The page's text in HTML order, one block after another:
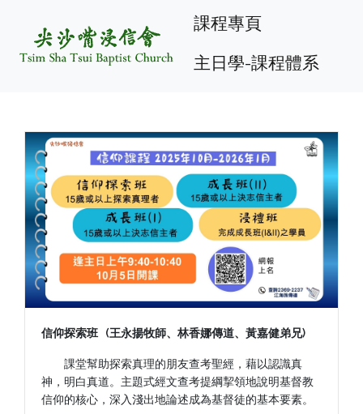
課程專頁
主日學-課程體系
信仰探索班 (王永揚牧師、林香娜傳道、黃嘉健弟兄)
課堂幫助探索真理的朋友查考聖經，藉以認識真
神，明白真道。主題式經文查考提綱挈領地說明基督教
信仰的核心，深入淺出地論述成為基督徒的基本要素。